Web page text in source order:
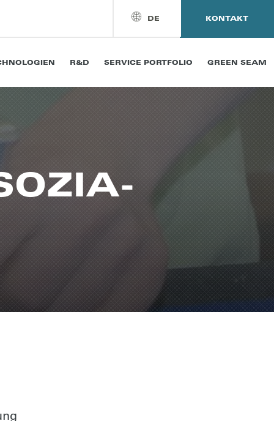
DE KONTAKT
R&D SERVICE PORTFOLIO GREEN SEAM